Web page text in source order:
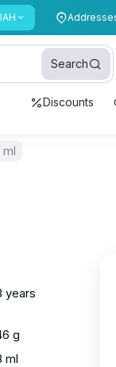
Search
Discounts
ml
years
g
ml